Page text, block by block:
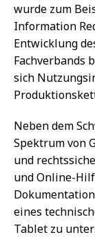
wurde zum
Information
Entwicklung
Fachverbands
sich
Neben dem
Spektrum von
und
und Online-
eines
Tablet zu